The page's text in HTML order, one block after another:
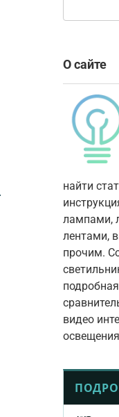
О сайте
найти
лампами,
лентами,
прочим.
видео